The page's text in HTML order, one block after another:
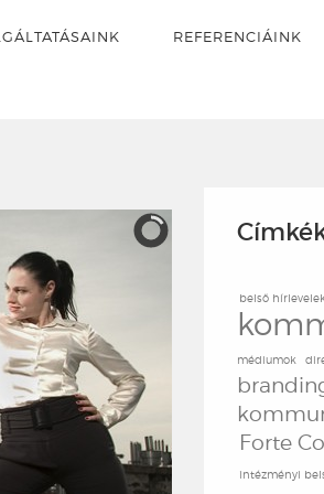
REFERENCIÁINK
belső hírlevelek
médiumok
Forte
intézményi